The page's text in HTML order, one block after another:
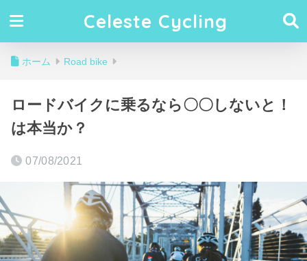
Celeste Cycling
ホーム Road bike
ロードバイクに乗るなら〇〇しないと！
は本当か？
07/08/2021